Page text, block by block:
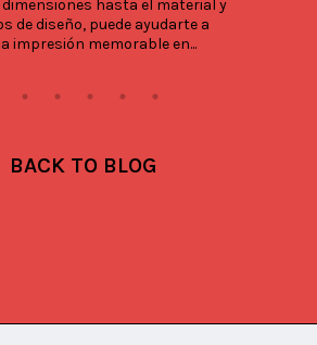
dimensiones hasta el material y
de diseño, puede ayudarte a
impresión memorable en...
BACK TO BLOG